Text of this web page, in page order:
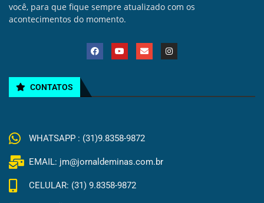
você, para que fique sempre atualizado com os
acontecimentos do momento.
CONTATOS
WHATSAPP : (31)9.8358-9872
EMAIL: jm@jornaldeminas.com.br
CELULAR: (31) 9.8358-9872